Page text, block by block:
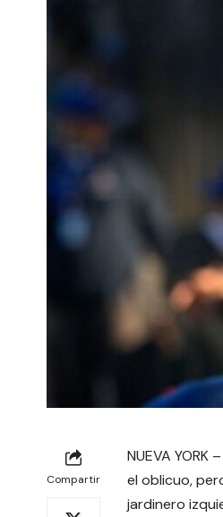
Compartir
NUEVA
el oblicuo,
jardinero